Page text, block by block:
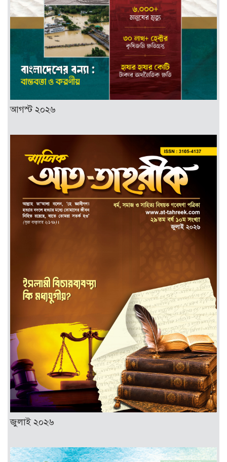
আগস্ট ২০২৬
জুলাই ২০২৬